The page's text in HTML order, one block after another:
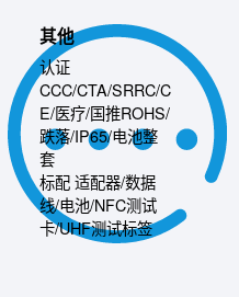
其他
认证
CCC/CTA/SRRC/C
E/医疗/国推ROHS/
跌落/IP65/电池整
套
标配 适配器/数据
线/电池/NFC测试
卡/UHF测试标签